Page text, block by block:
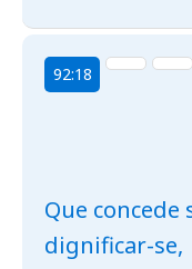
92:18
Que concede
dignificar-se,